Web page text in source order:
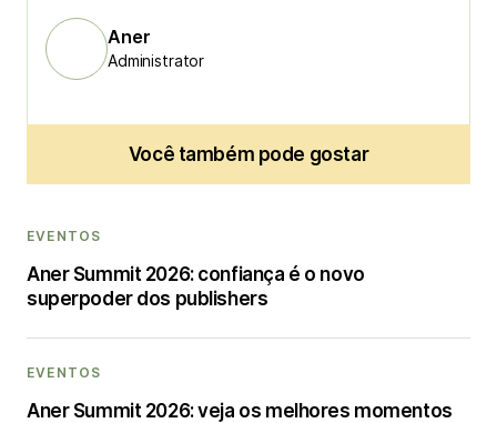
Aner
Administrator
Você também pode gostar
EVENTOS
Aner Summit 2026: confiança é o novo
superpoder dos publishers
EVENTOS
Aner Summit 2026: veja os melhores momentos